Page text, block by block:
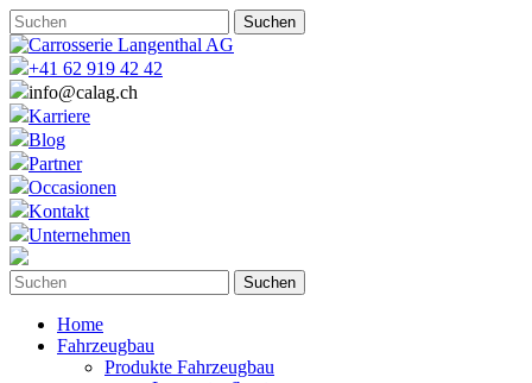
+41 62 919 42 42
info@calag.ch
Karriere
Blog
Partner
Occasionen
Kontakt
Unternehmen
Home
Fahrzeugbau
Produkte Fahrzeugbau